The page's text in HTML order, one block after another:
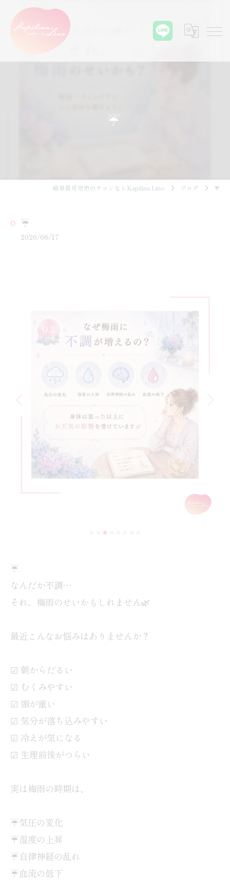
☔
岐阜県可児市のサロンならKapilina.Lino ブログ ☔
☔
2026/06/17
☔
なんだか不調…
それ、梅雨のせいかもしれません🌿
最近こんなお悩みはありませんか？
☑ 朝からだるい
☑ むくみやすい
☑ 頭が重い
☑ 気分が落ち込みやすい
☑ 冷えが気になる
☑ 生理前後がつらい
実は梅雨の時期は、
☔気圧の変化
☔湿度の上昇
☔自律神経の乱れ
☔血流の低下